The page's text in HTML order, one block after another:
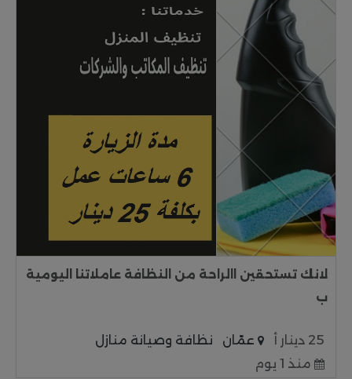
لانك تستحقين االراحة من النظافة عاملاتنا اليومية
ب
25 دينار أ عمّان
نظافة وصيانة منازل
منذ 1 يوم